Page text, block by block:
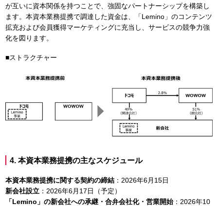
が互いに資本関係を持つことで、強固なパートナーシップを構築し
ます。本資本業務提携で調達した資金は、「Lemino」のコンテンツ
拡充および会員獲得マーケティングに充当し、サービスの競争力強
化を図ります。
■ストラクチャー
4. 本資本業務提携の主なスケジュール
本資本業務提携に関する契約の締結 ：2026年6月15日
新会社設立 ：2026年6月17日（予定）
「Lemino」の新会社への承継・合弁会社化・営業開始：2026年10